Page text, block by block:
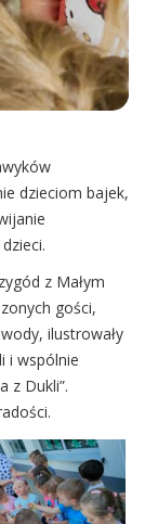
dzieciom bajek,
z Małym
gości,
ilustrowały
i wspólnie
z Dukli”.